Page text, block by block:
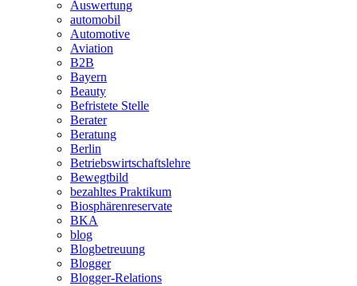
Auswertung
automobil
Automotive
Aviation
B2B
Bayern
Beauty
Befristete Stelle
Berater
Beratung
Berlin
Betriebswirtschaftslehre
Bewegtbild
bezahltes Praktikum
Biosphärenreservate
BKA
blog
Blogbetreuung
Blogger
Blogger-Relations